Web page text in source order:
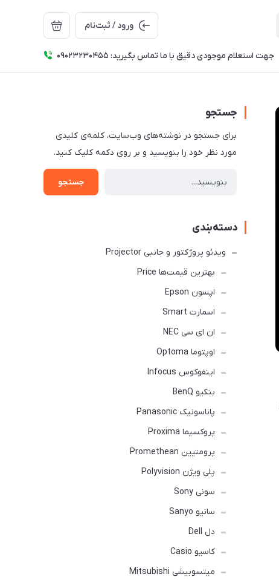
ورود / ثبت‌نام
جهت استعلام موجودی دقیق با ما تماس بگیرید: 09023230455
جستجو
برای جستجو در نوشته‌های وب‌سایت، کلمه‌ی کلیدی
مورد نظر خود را بنویسید و بر روی دکمه کلیک کنید.
جستجو
دسته‌بندی
ویدئو پروژکتور و جانبی Projector
بهترین قیمت‌ها Price
اپسون Epson
اسمارت Smart
ان ای سی NEC
اوپتوما Optoma
اینفوکوس Infocus
بنکیو BenQ
پاناسونیک Panasonic
پروکسیما Proxima
پرومتیین Promethean
پلی ویژن Polyvision
سونی Sony
سانیو Sanyo
دل Dell
کاسیو Casio
میتسوبیشی Mitsubishi